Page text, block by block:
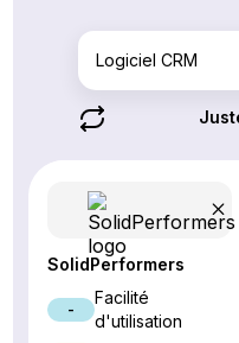
Logiciel CRM
SolidPerformers
-
Facilité
d'utilisation